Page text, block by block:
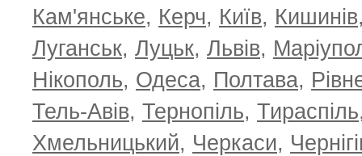
Кам'янське, Керч, Київ, Кишинів
Луганськ, Луцьк, Львів,
Нікополь, Одеса, Полтава,
Тель-Авів, Тернопіль, Тираспіль
Хмельницький, Черкаси,